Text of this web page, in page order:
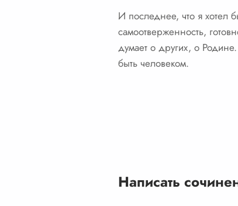
И последнее, что я хотел
самоотверженность,
думает о других, о
быть человеком.
Написать